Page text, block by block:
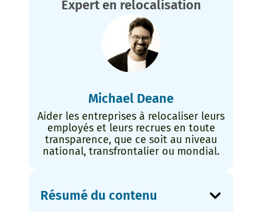
Expert en relocalisation
Michael Deane
Aider les entreprises à relocaliser leurs
employés et leurs recrues en toute
transparence, que ce soit au niveau
national, transfrontalier ou mondial.
Résumé du contenu